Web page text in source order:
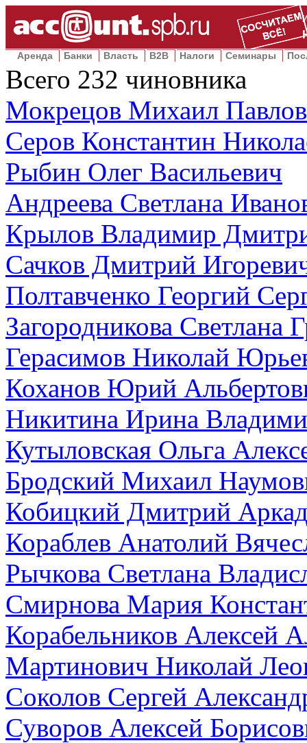
Аренда Банки Власть B2B Налоги Семинары
Всего 232 чиновника
Мокрецов Михаил
Серов Константин
Рыбин Олег Васильевич
Андреева Светлана
Крылов Владимир
Сачков Дмитрий
Полтавченко Георгий
Загородникова Светлана
Герасимов Николай
Коханов Юрий
Никитина Ирина
Кутыловская Ольга
Бродский Михаил
Кобицкий Дмитрий
Кораблев Анатолий
Рычкова Светлана
Смирнова Мария
Корабельников Алексей
Мартинович Николай
Соколов Сергей
Суворов Алексей